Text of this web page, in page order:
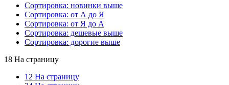
Сортировка: новинки выше
Сортировка: от А до Я
Сортировка: от Я до А
Сортировка: дешевые выше
Сортировка: дорогие выше
18 На страницу
12 На страницу